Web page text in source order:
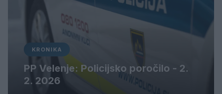
KRONIKA
PP Velenje: Policijsko poročilo - 2.
2. 2026